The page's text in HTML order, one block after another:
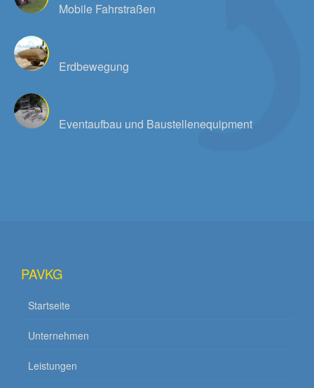
Mobile Fahrstraßen
Erdbewegung
Eventaufbau und Baustellenequipment
PAVKG
Startseite
Unternehmen
Leistungen